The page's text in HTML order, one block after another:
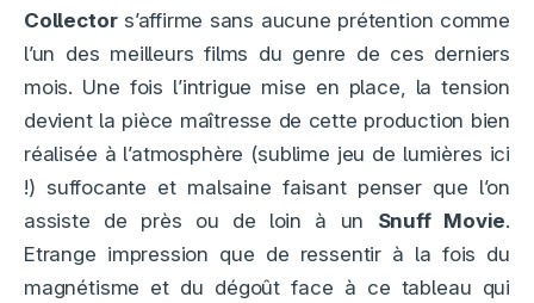
Collectors’affirme sans aucune prétention comme
l’un des meilleurs films du genre de ces derniers
mois. Une fois l’intrigue mise en place, la tension
devient la pièce maîtresse de cette production bien
réalisée à l’atmosphère (sublime jeu de lumières ici
!) suffocante et malsaine faisant penser que l’on
assiste de près ou de loin à un Snuff Movie.
Etrange impression que de ressentir à la fois du
magnétisme et du dégoût face à ce tableau qui